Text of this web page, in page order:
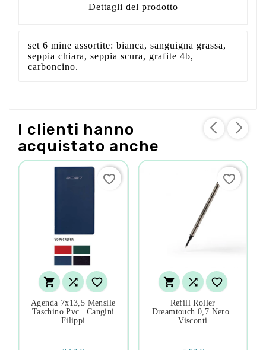
Dettagli del prodotto
set 6 mine assortite: bianca, sanguigna grassa,
seppia chiara, seppia scura, grafite 4b,
carboncino.
I clienti hanno
acquistato anche
  
Agenda 7x13,5 Mensile
Taschino Pvc | Cangini
Filippi
favorite_border
  
Refill Roller
Dreamtouch 0,7 Nero |
Visconti
favorite_border